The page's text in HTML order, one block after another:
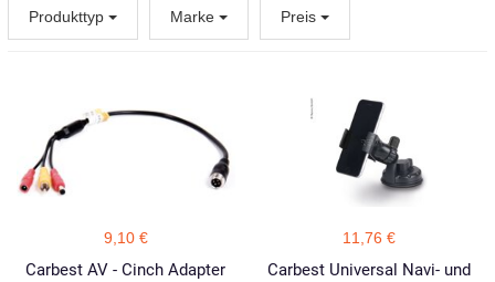
Produkttyp Marke Preis
9,10 €
Carbest AV - Cinch Adapter
11,76 €
Carbest Universal Navi- und